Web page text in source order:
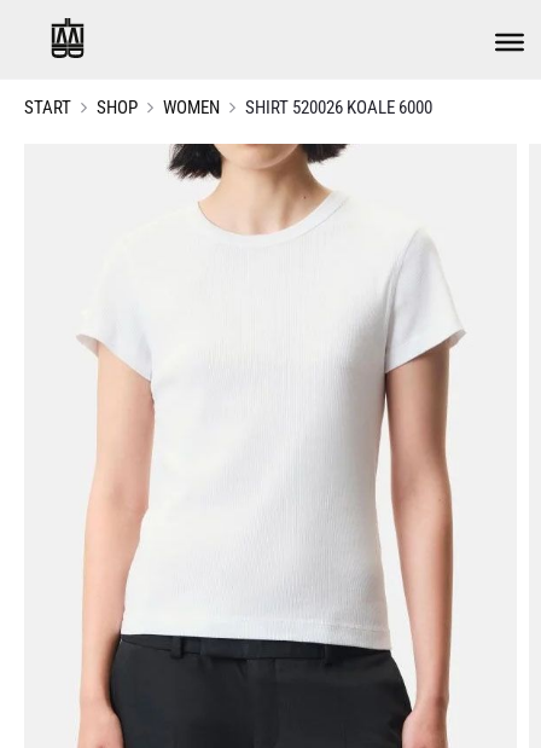
START SHOP WOMEN SHIRT 520026 KOALE 6000